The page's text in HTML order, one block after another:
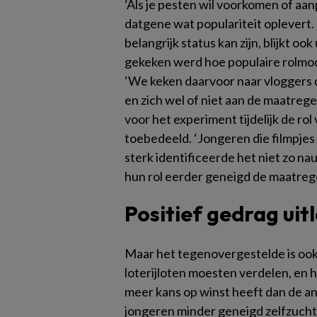
‘Als je pesten wil voorkomen of
datgene wat populariteit oplevert.
belangrijk status kan zijn, blijkt
gekeken werd hoe populaire
‘We keken daarvoor naar
en zich wel of niet aan de
voor het experiment tijdelijk de rol
toebedeeld. ‘Jongeren die
sterk identificeerde het niet zo
hun rol eerder geneigd de
Positief gedrag
Maar het tegenovergestelde is
loterijloten moesten verdelen, en
meer kans op winst heeft dan de
jongeren minder geneigd